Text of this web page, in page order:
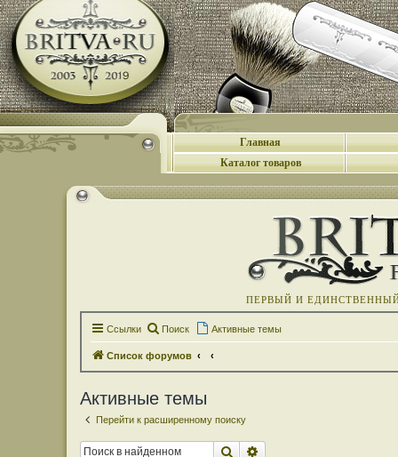
Главная
Каталог товаров
ПЕРВЫЙ И
Ссылки Поиск Активные темы
Список форумов
Активные темы
Перейти к расширенному поиску
Поиск